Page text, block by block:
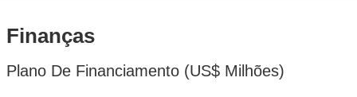
Finanças
Plano De Financiamento (US$ Milhões)